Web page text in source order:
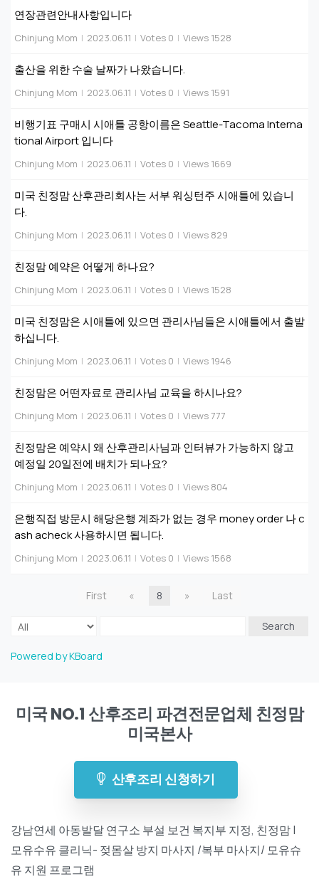
연장관련안내사항입니다
Chinjung Mom | 2023.06.11 | Votes 0 | Views 1528
출산을 위한 수술 날짜가 나왔습니다.
Chinjung Mom | 2023.06.11 | Votes 0 | Views 1591
비행기표 구매시 시애틀 공항이름은 Seattle-Tacoma Interna
tional Airport 입니다
Chinjung Mom | 2023.06.11 | Votes 0 | Views 1669
미국 친정맘 산후관리회사는 서부 워싱턴주 시애틀에 있습니
다.
Chinjung Mom | 2023.06.11 | Votes 0 | Views 829
친정맘 예약은 어떻게 하나요?
Chinjung Mom | 2023.06.11 | Votes 0 | Views 1528
미국 친정맘은 시애틀에 있으면 관리사님들은 시애틀에서 출발
하십니다.
Chinjung Mom | 2023.06.11 | Votes 0 | Views 1946
친정맘은 어떤자료로 관리사님 교육을 하시나요?
Chinjung Mom | 2023.06.11 | Votes 0 | Views 777
친정맘은 예약시 왜 산후관리사님과 인터뷰가 가능하지 않고
예정일 20일전에 배치가 되나요?
Chinjung Mom | 2023.06.11 | Votes 0 | Views 804
은행직접 방문시 해당은행 계좌가 없는 경우 money order 나 c
ash acheck 사용하시면 됩니다.
Chinjung Mom | 2023.06.11 | Votes 0 | Views 1568
First « 8 » Last
Search
Powered by KBoard
미국 NO.1 산후조리 파견전문업체 친정맘
미국본사
산후조리 신청하기
강남연세 아동발달 연구소 부설 보건 복지부 지정, 친정맘 |
모유수유 클리닉- 젖몸살 방지 마사지 /복부 마사지/ 모유슈
유 지원 프로그램